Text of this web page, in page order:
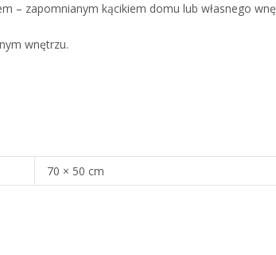
– zapomnianym kącikiem domu lub własnego
wnętrzu.
70 × 50 cm